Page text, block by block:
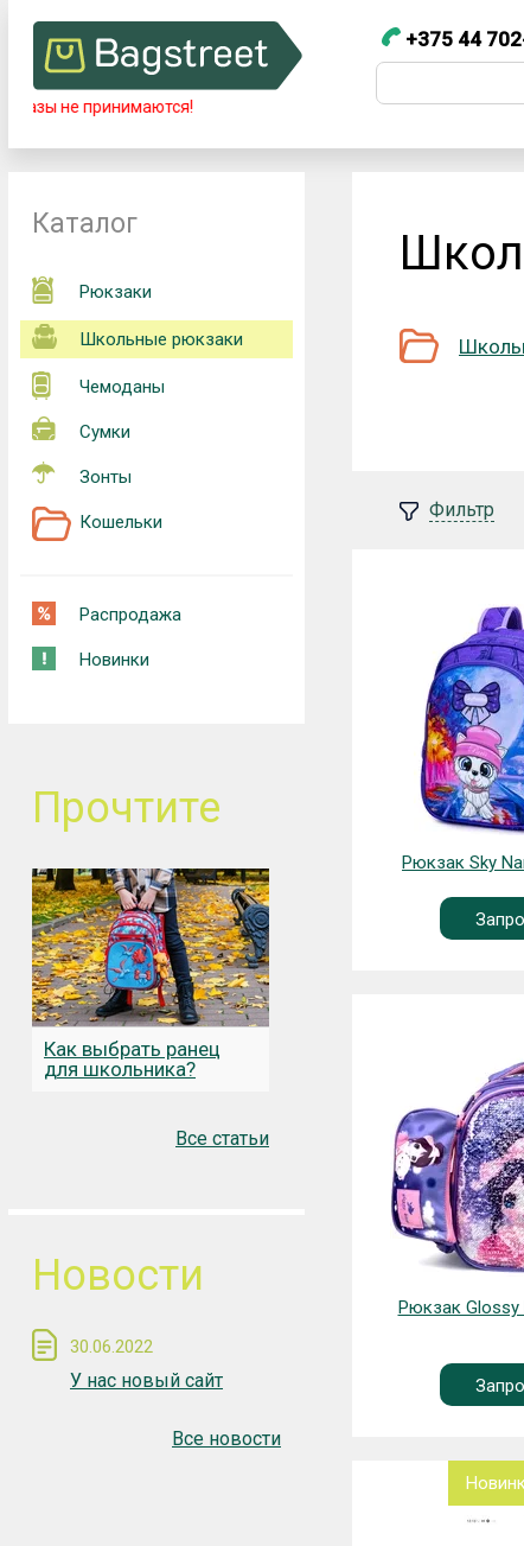
Телефоны
+375 44
+375 44
Каталог
Рюкзаки
Школьные рюкзаки
Чемоданы
Сумки
Зонты
Кошельки
Распродажа
Новинки
Прочтите
Как выбрать ранец
для школьника?
Все статьи
Новости
30.06.2022
У нас новый сайт
Все новости
Фильтр
Рюкзак Sky
Рюкзак Glossy